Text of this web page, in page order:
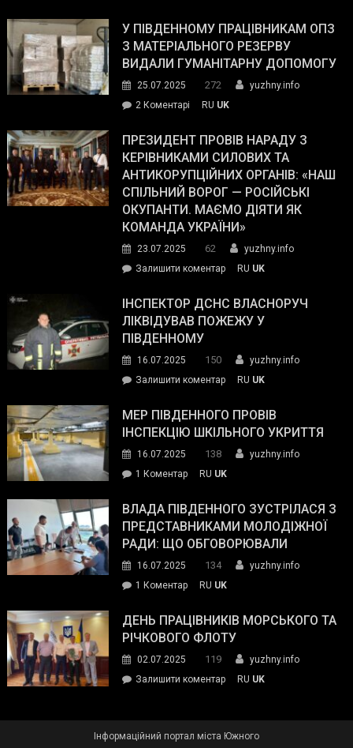
завойовує
симпатії
виборців
The
Street
Journal.
У ПІВДЕННОМУ ПРАЦІВНИКАМ ОПЗ
З МАТЕРІАЛЬНОГО РЕЗЕРВУ
ВИДАЛИ ГУМАНІТАРНУ ДОПОМОГУ
25.07.2025 272
yuzhny.info
2 Коментарі
Південному
працівникам
ОПЗ
з
матеріального
резерву
гуманітарну
допомогу
RU UK
ПРЕЗИДЕНТ ПРОВІВ НАРАДУ З
КЕРІВНИКАМИ СИЛОВИХ ТА
АНТИКОРУПЦІЙНИХ ОРГАНІВ: «НАШ
СПІЛЬНИЙ ВОРОГ — РОСІЙСЬКІ
ОКУПАНТИ. МАЄМО ДІЯТИ ЯК
КОМАНДА УКРАЇНИ»
23.07.2025 62
yuzhny.info
Залишити коментарon
провів
нараду
силових
та
органів:
«Наш
спільний
окупанти.
Маємо
діяти
команда
RU UK
ІНСПЕКТОР ДСНС ВЛАСНОРУЧ
ЛІКВІДУВАВ ПОЖЕЖУ У
ПІВДЕННОМУ
16.07.2025 150
yuzhny.info
Залишити коментарon
ДСНС
власноруч
пожежу
у
RU UK
МЕР ПІВДЕННОГО ПРОВІВ
ІНСПЕКЦІЮ ШКІЛЬНОГО УКРИТТЯ
16.07.2025 138
yuzhny.info
1 Коментардо
Південного
провів
інспекцію
укриття
RU UK
ВЛАДА ПІВДЕННОГО ЗУСТРІЛАСЯ З
ПРЕДСТАВНИКАМИ МОЛОДІЖНОЇ
РАДИ: ЩО ОБГОВОРЮВАЛИ
16.07.2025 134
yuzhny.info
1 Коментардо
Південного
зустрілася
представниками
молодіжної
обговорювали
RU UK
ДЕНЬ ПРАЦІВНИКІВ МОРСЬКОГО ТА
РІЧКОВОГО ФЛОТУ
02.07.2025 119
yuzhny.info
Залишити коментарon
RU UK
Інформаційний портал міста Южного